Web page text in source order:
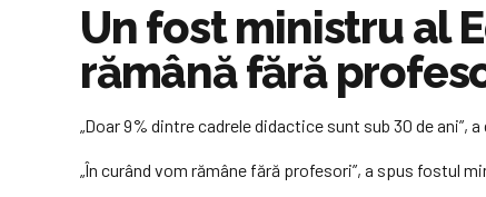
Un fost ministru al
rămână fără
„Doar 9% dintre cadrele didactice sunt sub 30 de
„În curând vom rămâne fără profesori”, a spus fostul